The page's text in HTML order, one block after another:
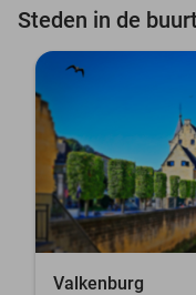
Steden in de
Valkenburg